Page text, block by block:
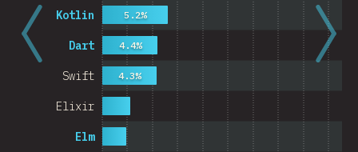
Elm
Elixir
Swift
Dart
Kotlin
4.3%
4.4%
5.2%